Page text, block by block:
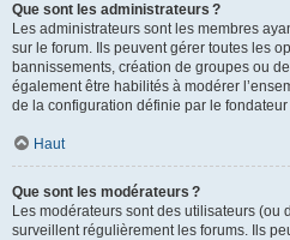
Que sont les administrateurs ?
Les administrateurs sont les membres
sur le forum. Ils peuvent gérer toutes les
bannissements, création de groupes ou
également être habilités à modérer
de la configuration définie par le
Haut
Que sont les modérateurs ?
Les modérateurs sont des utilisateurs (ou
surveillent régulièrement les forums. Ils